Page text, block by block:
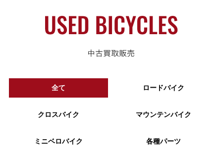
全て ロードバイク
クロスバイク マウンテンバイク
ミニベロバイク 各種パーツ